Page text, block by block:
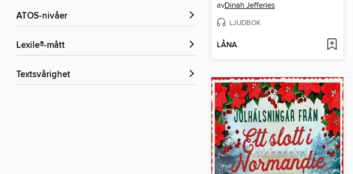
ATOS-nivåer
Lexile®-mått
Textsvårighet
avDinah Jefferies
LJUDBOK
LÅNA